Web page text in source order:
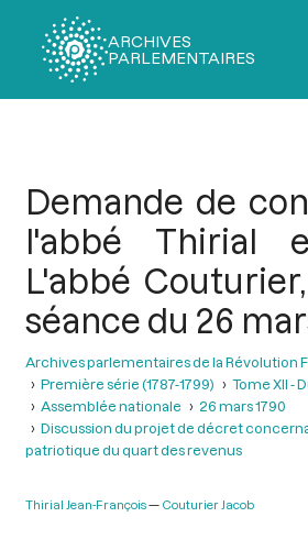
ARCHIVES
PARLEMENTAIRES
Demande de
l'abbé Thirial
L'abbé
séance du 26
Archives parlementaires de la Révolution
Première série (1787-1799)
Tome XII -
Assemblée nationale
26 mars 1790
Discussion du projet de décret
patriotique du quart des revenus
Thirial Jean-François Couturier Jacob